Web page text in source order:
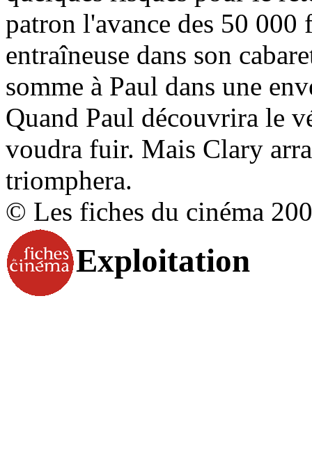
patron l'avance des 50 000
entraîneuse dans son
somme à Paul dans une
Quand Paul découvrira le
voudra fuir. Mais Clary
triomphera.
© Les fiches du cinéma
Exploitation